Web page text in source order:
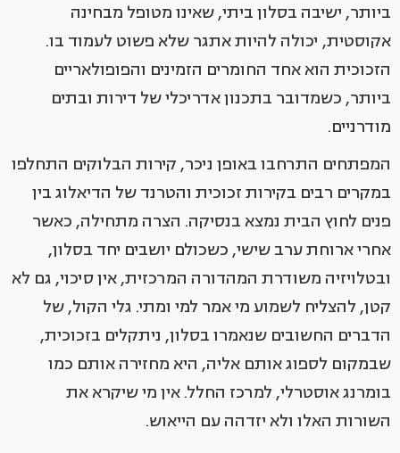
ביותר, ישיבה בסלון ביתי, שאינו מטופל מבחינה
אקוסטית, יכולה להיות אתגר שלא פשוט לעמוד בו.
הזכוכית הוא אחד החומרים הזמינים והפופולאריים
ביותר, כשמדובר בתכנון אדריכלי של דירות ובתים
מודרניים.
המפתחים התרחבו באופן ניכר, קירות הבלוקים התחלפו
במקרים רבים בקירות זכוכית והטרנד של הדיאלוג בין
פנים לחוץ הבית נמצא בנסיקה. הצרה מתחילה, כאשר
אחרי ארוחת ערב שישי, כשכולם יושבים יחד בסלון,
ובטלויזיה משודרת המהדורה המרכזית, אין סיכוי, גם לא
קטן, להצליח לשמוע מי אמר למי ומתי. גלי הקול, של
הדברים החשובים שנאמרו בסלון, ניתקלים בזכוכית,
שבמקום לספוג אותם אליה, היא מחזירה אותם כמו
בומרנג אוסטרלי, למרכז החלל. אין מי שיקרא את
השורות האלו ולא יזדהה עם הייאוש.